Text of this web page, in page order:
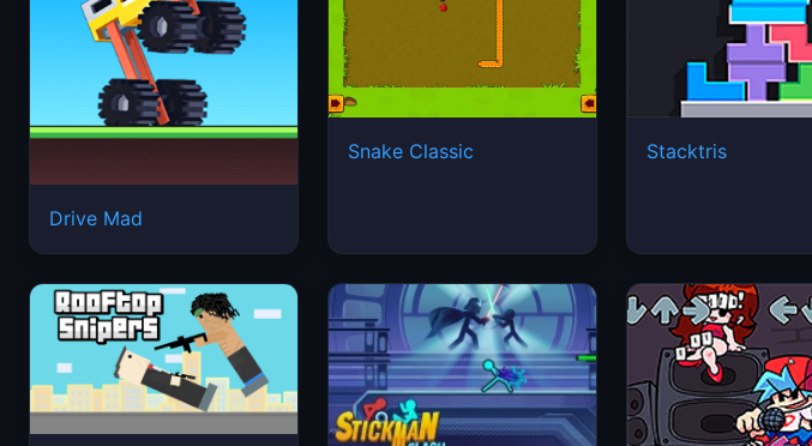
Drive Mad
Snake Classic Stacktris